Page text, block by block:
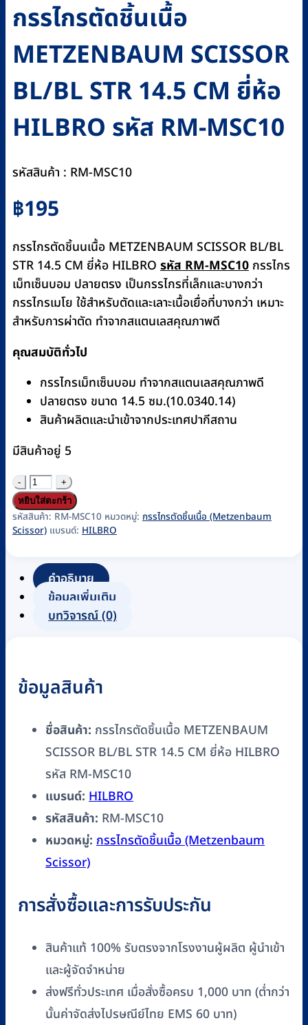
กรรไกรตัดชิ้นเนื้อ
METZENBAUM SCISSOR
BL/BL STR 14.5 CM ยี่ห้อ
HILBRO รหัส RM-MSC10
รหัสสินค้า : RM-MSC10
฿195
กรรไกรตัดชิ้นนเนื้อ METZENBAUM SCISSOR BL/BL
STR 14.5 CM ยี่ห้อ HILBRO รหัส RM-MSC10 กรรไกร
เม็ทเซ็นบอม ปลายตรง เป็นกรรไกรที่เล็กและบางกว่า
กรรไกรเมโย ใช้สำหรับตัดและเลาะเนื้อเยื่อที่บางกว่า เหมาะ
สำหรับการผ่าตัด ทำจากสแตนเลสคุณภาพดี
คุณสมบัติทั่วไป
กรรไกรเม็ทเซ็นบอม ทำจากสแตนเลสคุณภาพดี
ปลายตรง ขนาด 14.5 ซม.(10.0340.14)
สินค้าผลิตและนำเข้าจากประเทศปากีสถาน
มีสินค้าอยู่ 5
จำนวน
กรรไกร
ตัด
ชิ้น
METZENBAUM
SCISSOR
BL/BL
ยี่ห้อ
HILBRO
รหัส
MSC10
หยิบใส่ตะกร้า
รหัสสินค้า: RM-MSC10 หมวดหมู่: กรรไกรตัดชิ้นเนื้อ (Metzenbaum
Scissor) แบรนด์: HILBRO
คำอธิบาย
ข้อมูลเพิ่มเติม
บทวิจารณ์ (0)
ข้อมูลสินค้า
ชื่อสินค้า: กรรไกรตัดชิ้นเนื้อ METZENBAUM
SCISSOR BL/BL STR 14.5 CM ยี่ห้อ HILBRO
รหัส RM-MSC10
แบรนด์: HILBRO
รหัสสินค้า: RM-MSC10
หมวดหมู่: กรรไกรตัดชิ้นเนื้อ (Metzenbaum
Scissor)
การสั่งซื้อและการรับประกัน
สินค้าแท้ 100% รับตรงจากโรงงานผู้ผลิต ผู้นำเข้า
และผู้จัดจำหน่าย
ส่งฟรีทั่วประเทศ เมื่อสั่งซื้อครบ 1,000 บาท (ต่ำกว่า
นั้นค่าจัดส่งไปรษณีย์ไทย EMS 60 บาท)